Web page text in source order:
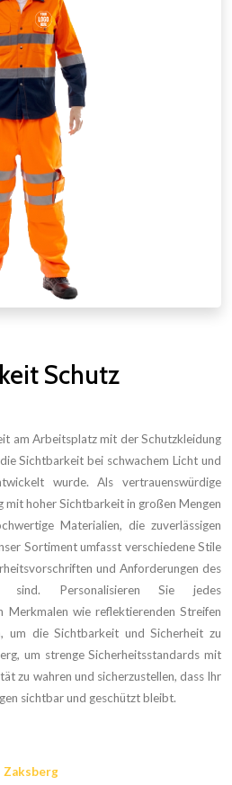
Schutz
am Arbeitsplatz mit der Schutzkleidung
Sichtbarkeit bei schwachem Licht und
wurde. Als vertrauenswürdige
mit hoher Sichtbarkeit in großen Mengen
Materialien, die zuverlässigen
Sortiment umfasst verschiedene Stile
und Anforderungen des
sind. Personalisieren Sie jedes
Merkmalen wie reflektierenden Streifen
um die Sichtbarkeit und Sicherheit zu
um strenge Sicherheitsstandards mit
zu wahren und sicherzustellen, dass Ihr
sichtbar und geschützt bleibt.
Zaksberg